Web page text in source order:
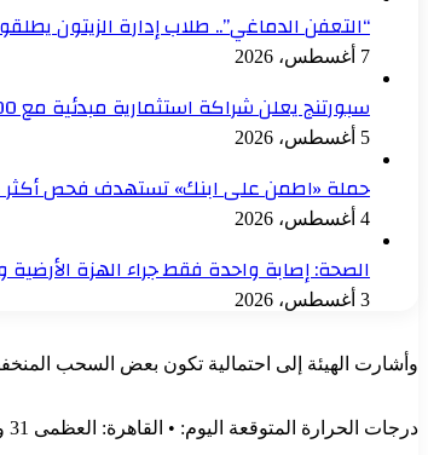
“التعفن الدماغي”.. طلاب إدارة الزيتون
7 أغسطس، 2026
سبورتنج يعلن شراكة استثمارية مبدئية مع Elsewhere.. 200 مليون جنيه للنادي خلال عام
5 أغسطس، 2026
حملة «اطمن على ابنك» تستهدف فحص أكثر من 364 ألف طالب ضمن منظومة التأمين
4 أغسطس، 2026
الصحة: إصابة واحدة فقط جراء الهزة
3 أغسطس، 2026
وأشارت الهيئة إلى احتمالية تكون بعض السحب
درجات الحرارة المتوقعة اليوم: • القاهرة: العظمى 31 والصغرى 19